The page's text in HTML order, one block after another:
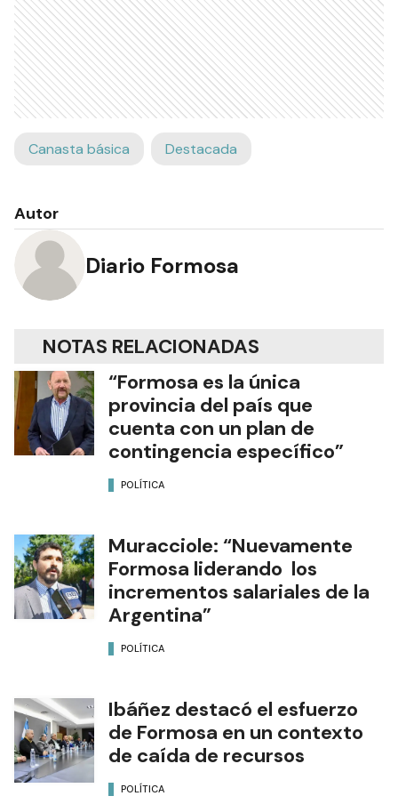
Canasta básica Destacada
Autor
Diario Formosa
NOTAS RELACIONADAS
“Formosa es la única
provincia del país que
cuenta con un plan de
contingencia específico”
POLÍTICA
Muracciole: “Nuevamente
Formosa liderando los
incrementos salariales de la
Argentina”
POLÍTICA
Ibáñez destacó el esfuerzo
de Formosa en un contexto
de caída de recursos
POLÍTICA